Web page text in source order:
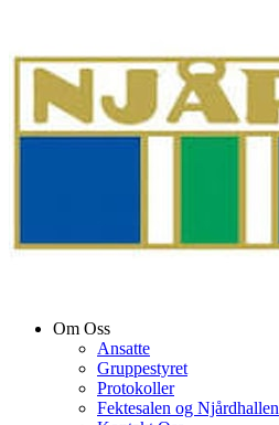
Om Oss
Ansatte
Gruppestyret
Protokoller
Fektesalen og Njårdhallen